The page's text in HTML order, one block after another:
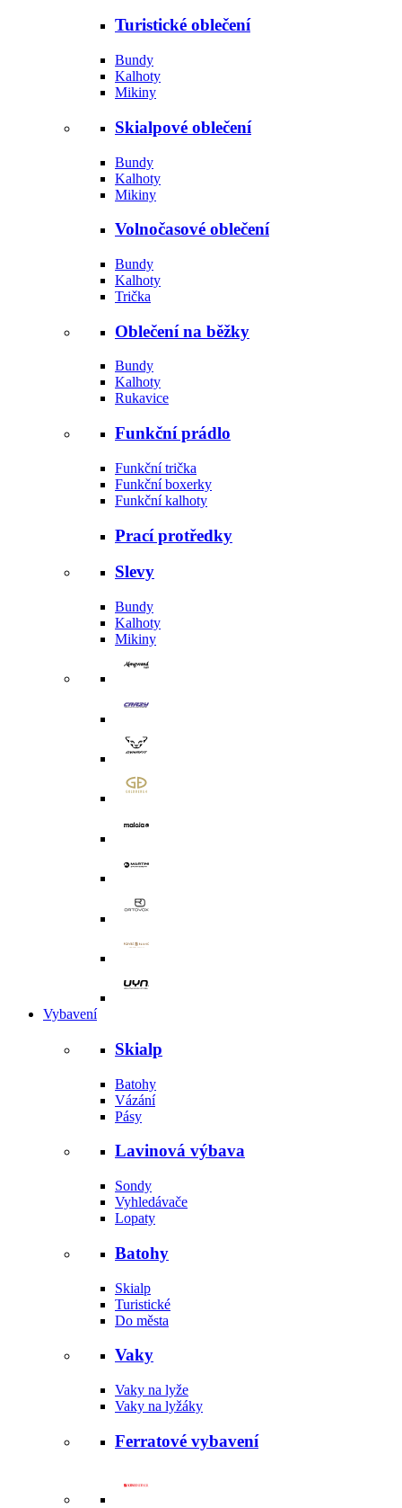
Turistické oblečení
Bundy
Kalhoty
Mikiny
Skialpové oblečení
Bundy
Kalhoty
Mikiny
Volnočasové oblečení
Bundy
Kalhoty
Trička
Oblečení na běžky
Bundy
Kalhoty
Rukavice
Funkční prádlo
Funkční trička
Funkční boxerky
Funkční kalhoty
Prací protředky
Slevy
Bundy
Kalhoty
Mikiny
Vybavení
Skialp
Batohy
Vázání
Pásy
Lavinová výbava
Sondy
Vyhledávače
Lopaty
Batohy
Skialp
Turistické
Do města
Vaky
Vaky na lyže
Vaky na lyžáky
Ferratové vybavení